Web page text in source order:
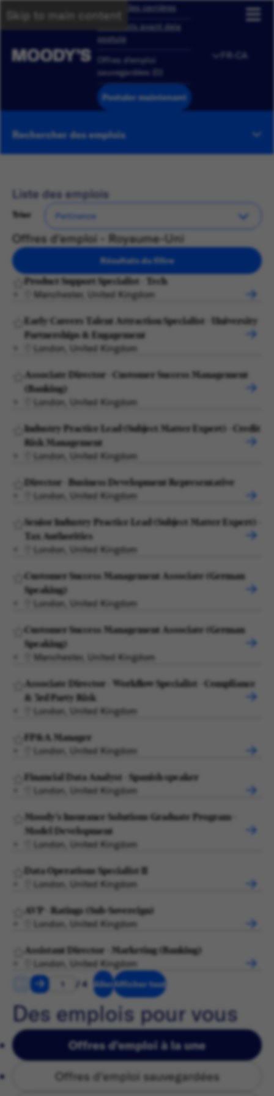
Skip to main contentAperçu des carrières
Candidats ayant deja
postule
Offres d'emploi
sauvegardées
Postuler maintenant
FR-CA
Rechercher des emplois
Liste des emplois
Trier
Offres d'emploi - Royaume-Uni
Résultats du filtre
Product Support Specialist - Tech
Manchester, United Kingdom
Early Careers Talent Attraction Specialist - University
Partnerships & Engagement
London, United Kingdom
Associate Director - Customer Success Management
(Banking)
London, United Kingdom
Industry Practice Lead (Subject Matter Expert) - Credit
Risk Management
London, United Kingdom
Director - Business Development Representative
London, United Kingdom
Senior Industry Practice Lead (Subject Matter Expert) -
Tax Authorities
London, United Kingdom
Customer Success Management Associate (German
Speaking)
London, United Kingdom
Customer Success Management Associate (German
Speaking)
Manchester, United Kingdom
Associate Director - Workflow Specialist - Compliance
& 3rd Party Risk
London, United Kingdom
FP&A Manager
London, United Kingdom
Financial Data Analyst - Spanish speaker
London, United Kingdom
Moody's Insurance Solutions Graduate Program -
Model Development
London, United Kingdom
Data Operations Specialist II
London, United Kingdom
AVP - Ratings (Sub-Sovereign)
London, United Kingdom
Assistant Director - Marketing (Banking)
London, United Kingdom
/ 4 AllerAfficher tout
Des emplois pour vous
Offres d'emploi à la une
Offres d'emploi sauvegardées